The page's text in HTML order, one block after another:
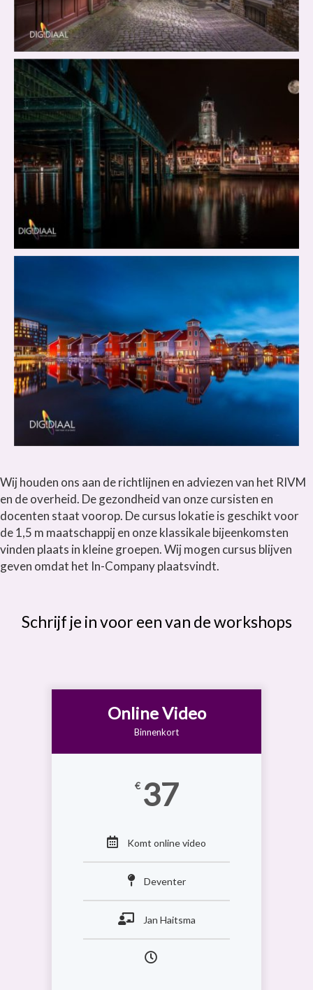
Wij houden ons aan de richtlijnen en adviezen van het RIVM
en de overheid. De gezondheid van onze cursisten en
docenten staat voorop. De cursus lokatie is geschikt voor
de 1,5 m maatschappij en onze klassikale bijeenkomsten
vinden plaats in kleine groepen. Wij mogen cursus blijven
geven omdat het In-Company plaatsvindt.
Schrijf je in voor een van de workshops
Online Video
Binnenkort
€ 37
Komt online video
Deventer
Jan Haitsma